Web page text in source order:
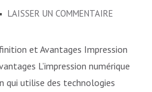
LAISSER UN COMMENTAIRE
et Avantages Impression
L’impression numérique
qui utilise des technologies